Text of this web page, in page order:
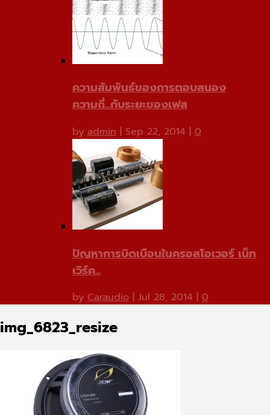
ความสัมพันธ์ของการตอบสนอง
ความถี่...กับระยะของเฟส
by admin | Sep 22, 2014 | 0
ปัญหาการบิดเบือนในครอสโอเวอร์ เน็ท
เวิร์ค...
by Caraudio Jul 28, 2014 0
img_6823_resize